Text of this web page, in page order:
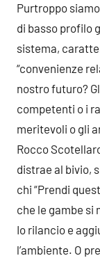
Purtroppo
di basso profilo
sistema,
“convenienze
nostro futuro?
competenti o i
meritevoli o gli
Rocco
distrae al bivio,
chi “Prendi
che le gambe si
Io rilancio e
l’ambiente. O